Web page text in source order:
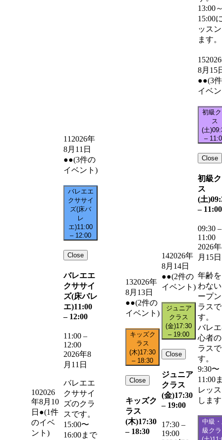
13:00
15:00
ッス
ます。
102026
年8月10
日 ●(1件
のイベ
ント)
11 2026年
8月11日
●●(3件の
イベント)
バレエエ
クササイ
ズ(床バ
レ
エ)11:00
– 12:00
Close
バレエエ
クササイ
ズ(床バレ
エ)11:00
– 12:00
11:00 –
12:00
2026年8
月11日
バレエエ
クササイ
ズのクラ
スです。
15:00〜
16:00まで
132026年
8月13日
●●(2件の
イベント)
キッズク
ラス
(木)17:30
– 18:30
Close
キッズク
ラス
(木)17:30
– 18:30
142026年
8月14日
●●(2件の
イベント)
ジュニア
クラス
(金)17:30
– 19:00
Close
ジュニア
クラス
(金)17:30
– 19:00
17:30 –
19:00
15
8月15
●●(3
イベ
初級
ス
(土)
–
Close
初級
ス
(土)
– 11:00
09:30 –
11:00
2026
月15日
年齢
わな
ープ
ラスで
す。
バレ
心者
ラスで
す。
9:30〜
11:00
レッ
しま
中級
級ク